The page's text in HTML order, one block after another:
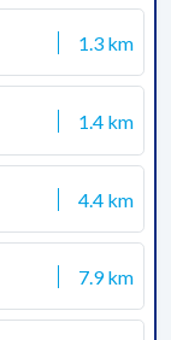
1.3 km
1.4 km
4.4 km
7.9 km